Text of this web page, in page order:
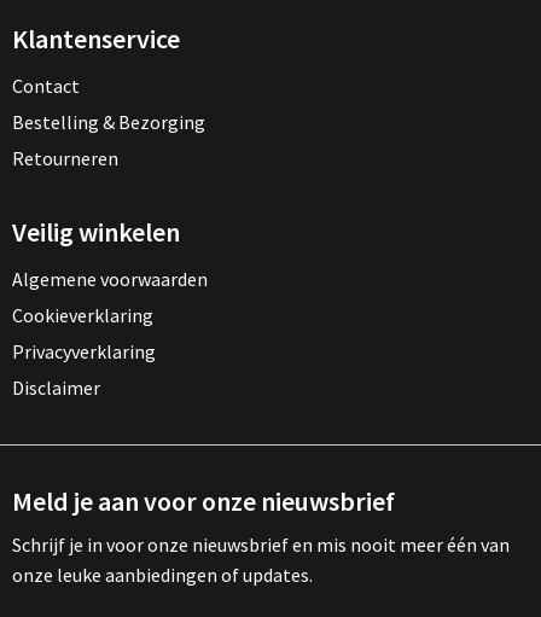
Klantenservice
Contact
Bestelling & Bezorging
Retourneren
Veilig winkelen
Algemene voorwaarden
Cookieverklaring
Privacyverklaring
Disclaimer
Meld je aan voor onze nieuwsbrief
Schrijf je in voor onze nieuwsbrief en mis nooit meer één van
onze leuke aanbiedingen of updates.